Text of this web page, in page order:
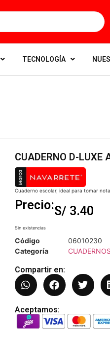
TECNOLOGÍA
CUADERNO D-LUXE
Cuaderno escolar, ideal para tomar
Precio:S/ 3.40
Sin existencias
Código
06010230
Categoría
Compartir en:
Aceptamos: